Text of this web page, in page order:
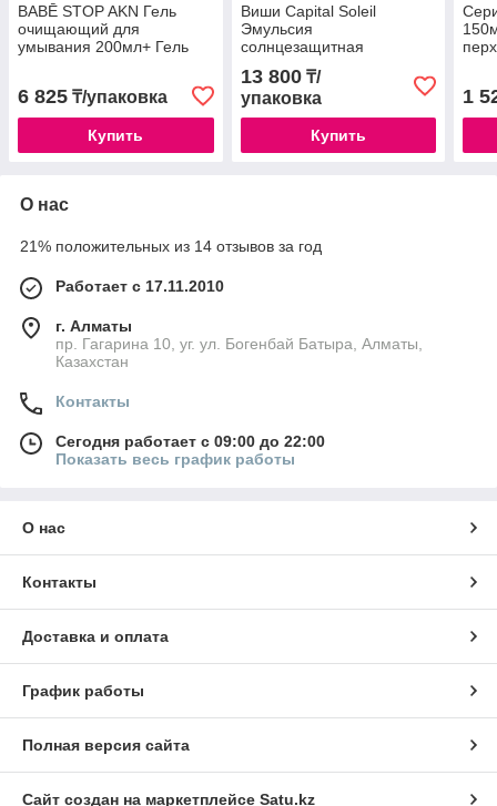
BABĒ STOP AKN Гель
очищающий для
умывания 200мл+ Гель
6 825 ₸/упаковка
Купить
Виши Capital Soleil
Эмульсия
солнцезащитная
типов кожи 50мл SPF50
13 800₸/
упаковка
Купить
1
О нас
21% положительных из 14 отзывов за год
Работает с 17.11.2010
г. Алматы
пр. Гагарина 10, уг. ул. Богенбай Батыра, Алматы,
Казахстан
Контакты
Сегодня работает с 09:00 до 22:00
Показать весь график работы
О нас
Контакты
Доставка и оплата
График работы
Полная версия сайта
Сайт создан на маркетплейсе Satu.kz